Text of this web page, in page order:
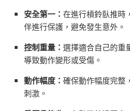
安全第一：在進行槓鈴臥推時
伴進行保護，避免發生意外。
控制重量：選擇適合自己的重
導致動作變形或受傷。
動作幅度：確保動作幅度完整
刺激。